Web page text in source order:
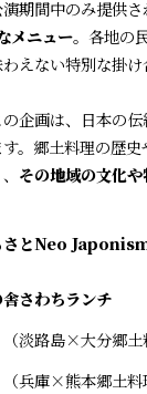
演期間中のみ提供
メニュー。各地の
えない特別な掛
企画は、日本の
。郷土料理の歴史
その地域の文化や
さとNeo
さわちランチ
淡路島×大分郷土
兵庫×熊本郷土料